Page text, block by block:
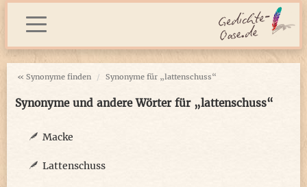
« Synonyme finden Synonyme für „lattenschuss“
Synonyme und andere Wörter für „lattenschuss“
Macke
Lattenschuss